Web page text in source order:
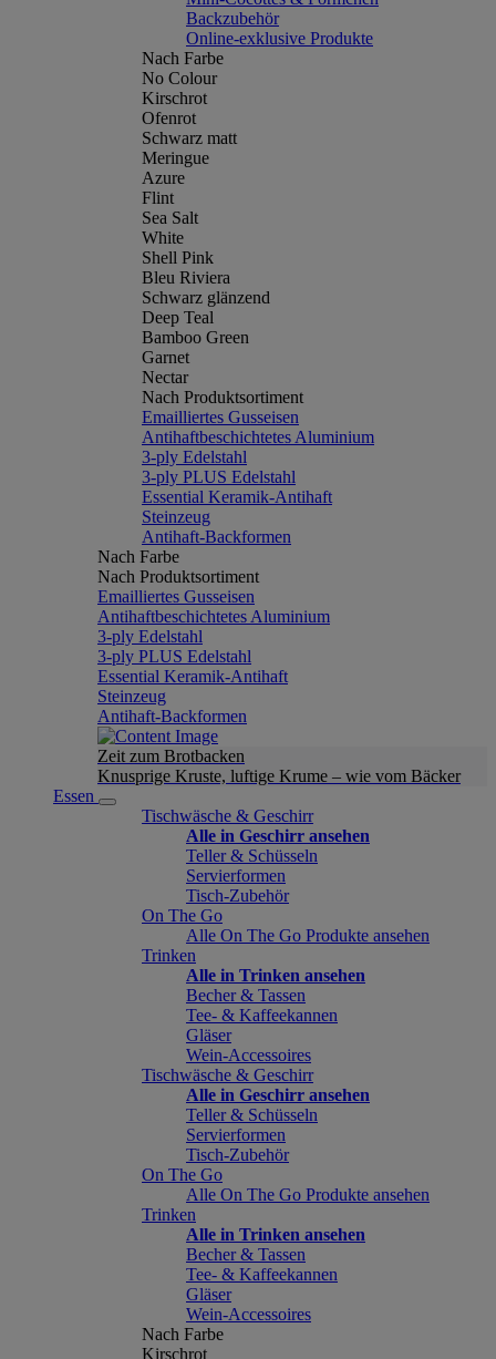
Backzubehör
Online-exklusive Produkte
Nach Farbe
No Colour
Kirschrot
Ofenrot
Schwarz matt
Meringue
Azure
Flint
Sea Salt
White
Shell Pink
Bleu Riviera
Schwarz glänzend
Deep Teal
Bamboo Green
Garnet
Nectar
Nach Produktsortiment
Emailliertes Gusseisen
Antihaftbeschichtetes Aluminium
3-ply Edelstahl
3-ply PLUS Edelstahl
Essential Keramik-Antihaft
Steinzeug
Antihaft-Backformen
Nach Farbe
Nach Produktsortiment
Emailliertes Gusseisen
Antihaftbeschichtetes Aluminium
3-ply Edelstahl
3-ply PLUS Edelstahl
Essential Keramik-Antihaft
Steinzeug
Antihaft-Backformen
Zeit zum Brotbacken
Knusprige Kruste, luftige Krume – wie vom Bäcker
Essen
Tischwäsche & Geschirr
Alle in Geschirr ansehen
Teller & Schüsseln
Servierformen
Tisch-Zubehör
On The Go
Alle On The Go Produkte ansehen
Trinken
Alle in Trinken ansehen
Becher & Tassen
Tee- & Kaffeekannen
Gläser
Wein-Accessoires
Tischwäsche & Geschirr
Alle in Geschirr ansehen
Teller & Schüsseln
Servierformen
Tisch-Zubehör
On The Go
Alle On The Go Produkte ansehen
Trinken
Alle in Trinken ansehen
Becher & Tassen
Tee- & Kaffeekannen
Gläser
Wein-Accessoires
Nach Farbe
Kirschrot